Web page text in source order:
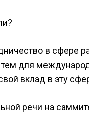
в сфере
для
вклад в эту
речи на